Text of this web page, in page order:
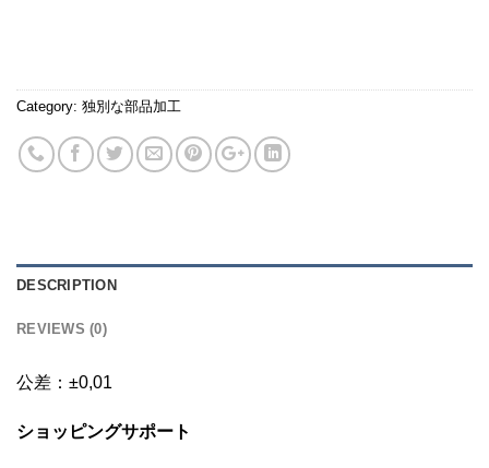
Category: 独別な部品加工
DESCRIPTION
REVIEWS (0)
公差：±0,01
ショッピングサポー ト